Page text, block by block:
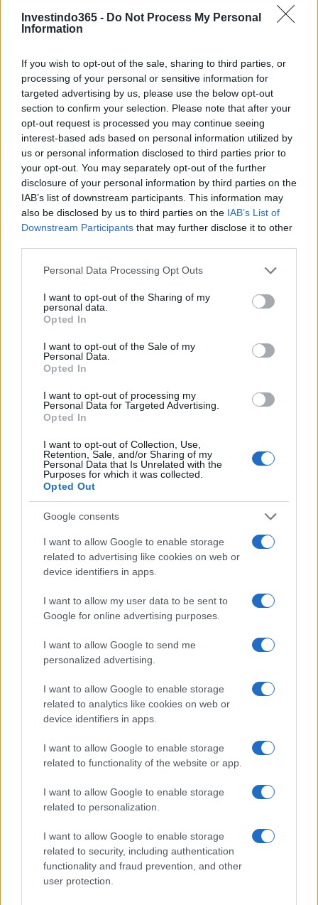
Investindo365 - Do Not Process My Personal
Information
If you wish to opt-out of the sale, sharing to third parties, or
processing of your personal or sensitive information for
targeted advertising by us, please use the below opt-out
section to confirm your selection. Please note that after your
opt-out request is processed you may continue seeing
interest-based ads based on personal information utilized by
us or personal information disclosed to third parties prior to
your opt-out. You may separately opt-out of the further
disclosure of your personal information by third parties on the
IAB’s list of downstream participants. This information may
also be disclosed by us to third parties on the IAB’s List of
Downstream Participants that may further disclose it to other
Please note that this website/app uses one or more Google
not limited to your visit or usage behaviour. You may click to
grant or deny consent to Google and its third-party tags to
use your data for below specified purposes in below Google
consent section.
Personal Data Processing Opt Outs
I want to opt-out of the Sharing of my
personal data.
Opted In
I want to opt-out of the Sale of my
Personal Data.
Opted In
I want to opt-out of processing my
Personal Data for Targeted Advertising.
Opted In
I want to opt-out of Collection, Use,
Retention, Sale, and/or Sharing of my
Personal Data that Is Unrelated with the
Purposes for which it was collected.
Opted Out
Google consents
I want to allow Google to enable storage
related to advertising like cookies on web or
device identifiers in apps.
I want to allow my user data to be sent to
Google for online advertising purposes.
I want to allow Google to send me
personalized advertising.
I want to allow Google to enable storage
related to analytics like cookies on web or
device identifiers in apps.
I want to allow Google to enable storage
related to functionality of the website or app.
I want to allow Google to enable storage
related to personalization.
I want to allow Google to enable storage
related to security, including authentication
functionality and fraud prevention, and other
user protection.
Continue lendo
FINANÇA
Autoridades do Fed avaliam impacto dos investimentos
acelerados em inteligência artificial
Beatriz Almeida · 7 ago 2026
FINANÇA
Ouro e dólar sob pressão: como os mercados estão
respondendo às últimas notícias
FINANÇA
Presidente Lula propõe política fiscal séria para reduzir juros e
Rafael Oliveira · 6 ago 2026